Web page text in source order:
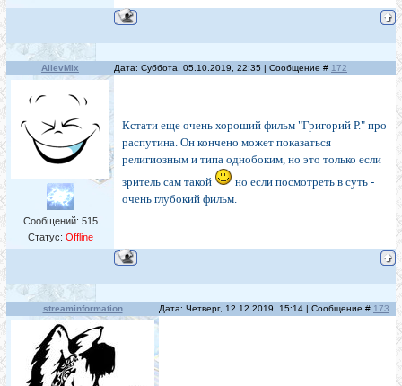
AlievMix Дата: Суббота, 05.10.2019, 22:35 | Сообщение # 172
Сообщений: 515
Статус: Offline
Кстати еще очень хороший фильм "Григорий Р." про
распутина. Он кончено может показаться
религиозным и типа однобоким, но это только если
зритель сам такой
но если посмотреть в суть -
очень глубокий фильм.
streaminformation Дата: Четверг, 12.12.2019, 15:14 | Сообщение # 173